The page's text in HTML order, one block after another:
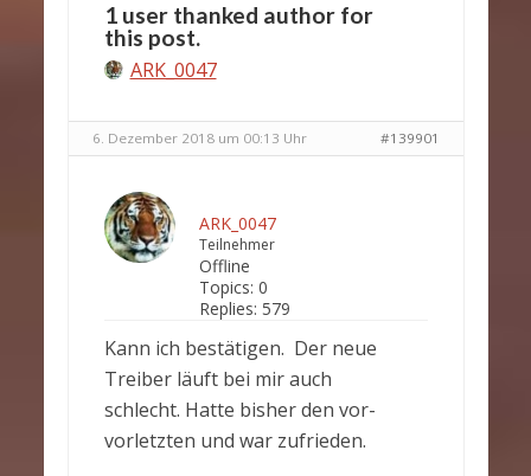
1 user thanked author for
this post.
ARK_0047
6. Dezember 2018 um 00:13 Uhr #139901
ARK_0047
Teilnehmer
Offline
Topics: 0
Replies: 579
Kann ich bestätigen. Der neue
Treiber läuft bei mir auch
schlecht. Hatte bisher den vor-
vorletzten und war zufrieden.